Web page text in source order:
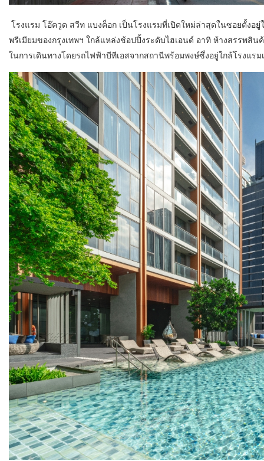
โรงแรม โอ๊ควูด สวีท แบงค็อก เป็นโรงแรมที่เปิดใหม่ล่าสุดในซอยตั้งอ
พรีเมียมของกรุงเทพฯ ใกล้แหล่งช้อปปิ้งระดับไฮเอนด์ อาทิ ห้างสรรพสิ
ในการเดินทางโดยรถไฟฟ้าบีทีเอสจากสถานีพร้อมพงษ์ซึ่งอยู่ใกล้โรงแร